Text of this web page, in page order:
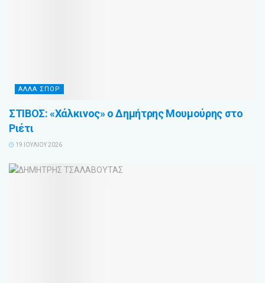
ΑΛΛΑ ΣΠΟΡ
ΣΤΙΒΟΣ: «Χάλκινος» ο Δημήτρης Μουμούρης στο
Ριέτι
19 ΙΟΥΛΊΟΥ 2026